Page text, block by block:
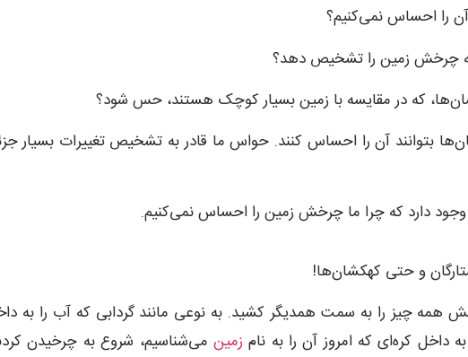
را احساس نمی‌کنیم؟
که چرخش زمین را تشخیص دهد؟
که در مقایسه با زمین بسیار کوچک هستند، حس شود؟
بتوانند آن را احساس کنند. حواس ما قادر به تشخیص تغییرات بسیار
دارد که چرا ما چرخش زمین را احساس نمی‌کنیم.
و حتی کهکشان‌ها!
همه چیز را به سمت همدیگر کشید. به نوعی مانند گردابی که آب را به
کره‌ای که امروز آن را به نام زمین می‌شناسیم، شروع به چرخیدن